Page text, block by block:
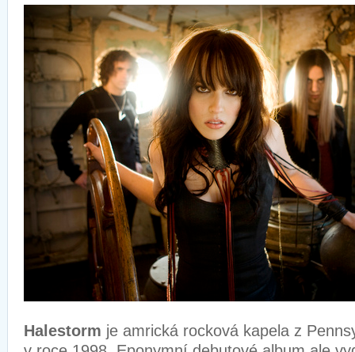
Halestorm je amrická rocková kapela z